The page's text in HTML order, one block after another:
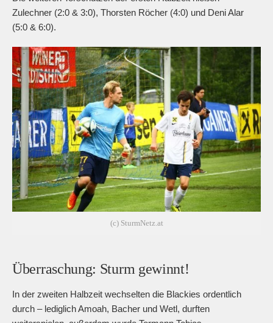
Zulechner (2:0 & 3:0), Thorsten Röcher (4:0) und Deni Alar
(5:0 & 6:0).
(c) SturmNetz.at
Überraschung: Sturm gewinnt!
In der zweiten Halbzeit wechselten die Blackies ordentlich
durch – lediglich Amoah, Bacher und Wetl, durften